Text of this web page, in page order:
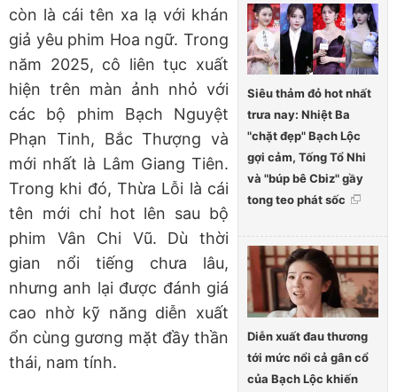
Siêu thảm đỏ hot nhất
trưa nay: Nhiệt Ba
"chặt đẹp" Bạch Lộc
gợi cảm, Tống Tổ Nhi
và "búp bê Cbiz" gầy
tong teo phát sốc
Diễn xuất đau thương
tới mức nổi cả gân cổ
của Bạch Lộc khiến
còn là cái tên xa lạ với khán
giả yêu phim Hoa ngữ. Trong
năm 2025, cô liên tục xuất
hiện trên màn ảnh nhỏ với
các bộ phim Bạch Nguyệt
Phạn Tinh, Bắc Thượng và
mới nhất là Lâm Giang Tiên.
Trong khi đó, Thừa Lỗi là cái
tên mới chỉ hot lên sau bộ
phim Vân Chi Vũ. Dù thời
gian nổi tiếng chưa lâu,
nhưng anh lại được đánh giá
cao nhờ kỹ năng diễn xuất
ổn cùng gương mặt đầy thần
thái, nam tính.